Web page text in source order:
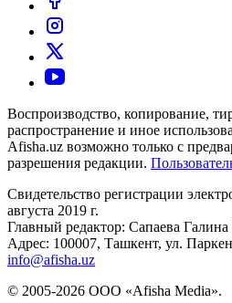
Воспроизводство, копирование,
распространение и иное
Afisha.uz возможно только с
разрешения редакции.
Свидетельство регистрации
августа 2019 г.
Главный редактор: Сапаева Галина
Адрес: 100007, Ташкент, ул.
info@afisha.uz
© 2005-2026 ООО «Afisha Media».